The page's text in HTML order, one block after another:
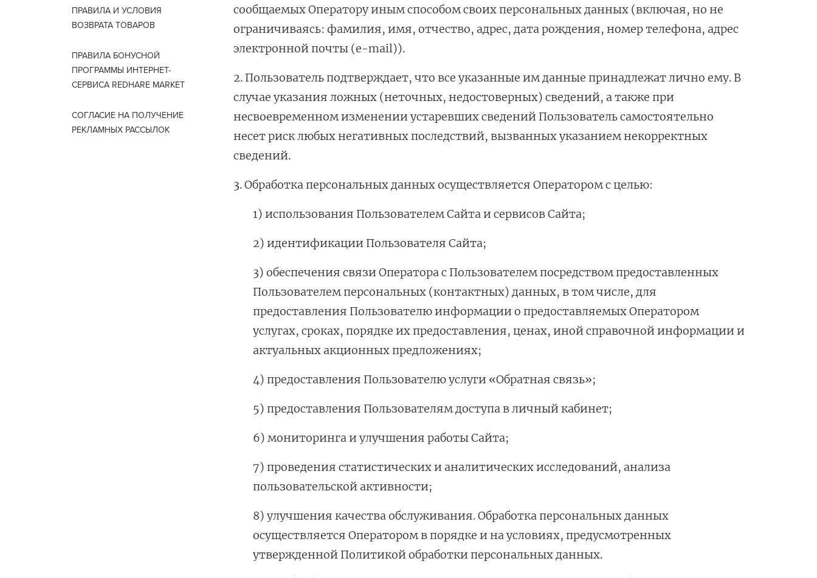
ПРАВИЛА И УСЛОВИЯ
ВОЗВРАТА ТОВАРОВ
ПРАВИЛА БОНУСНОЙ
ПРОГРАММЫ ИНТЕРНЕТ-
СЕРВИСА REDHARE MARKET
СОГЛАСИЕ НА ПОЛУЧЕНИЕ
РЕКЛАМНЫХ РАССЫЛОК
сообщаемых Оператору иным способом своих персональных данных (включая, но не
ограничиваясь: фамилия, имя, отчество, адрес, дата рождения, номер телефона, адрес
электронной почты (e-mail)).
2. Пользователь подтверждает, что все указанные им данные принадлежат лично ему. В
случае указания ложных (неточных, недостоверных) сведений, а также при
несвоевременном изменении устаревших сведений Пользователь самостоятельно
несет риск любых негативных последствий, вызванных указанием некорректных
сведений.
3. Обработка персональных данных осуществляется Оператором с целью:
1) использования Пользователем Сайта и сервисов Сайта;
2) идентификации Пользователя Сайта;
3) обеспечения связи Оператора с Пользователем посредством предоставленных
Пользователем персональных (контактных) данных, в том числе, для
предоставления Пользователю информации о предоставляемых Оператором
услугах, сроках, порядке их предоставления, ценах, иной справочной информации и
актуальных акционных предложениях;
4) предоставления Пользователю услуги «Обратная связь»;
5) предоставления Пользователям доступа в личный кабинет;
6) мониторинга и улучшения работы Сайта;
7) проведения статистических и аналитических исследований, анализа
пользовательской активности;
8) улучшения качества обслуживания. Обработка персональных данных
осуществляется Оператором в порядке и на условиях, предусмотренных
утвержденной Политикой обработки персональных данных.
У нас есть приложение
для твоего смартфона!
смотреть товары и оформлять заказы —
удобнее и намного быстрее! Установи
сейчас!